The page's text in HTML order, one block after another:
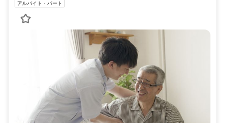
アルバイト・パート